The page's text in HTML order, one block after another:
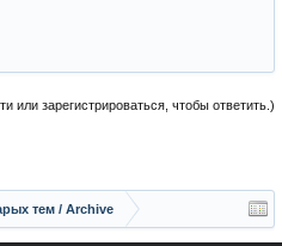
или зарегистрироваться, чтобы ответить.)
тем / Archive